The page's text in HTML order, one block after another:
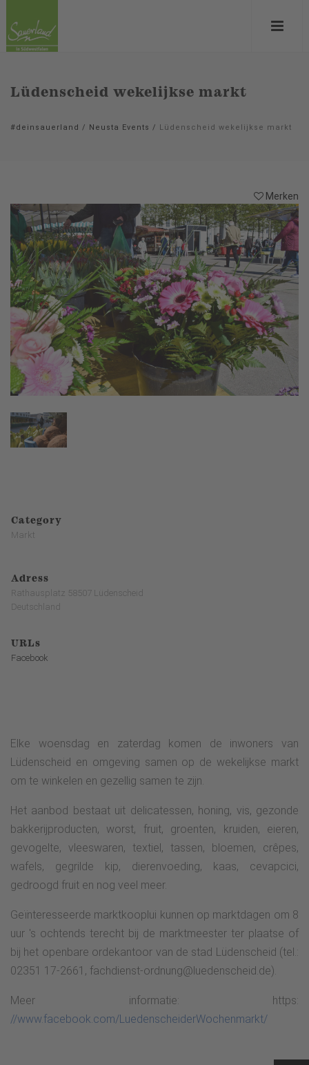
Lüdenscheid wekelijkse markt
#deinsauerland / Neusta Events / Lüdenscheid wekelijkse markt
Merken
Category
Markt
Adress
Rathausplatz 58507 Lüdenscheid
Deutschland
URLs
Facebook
Elke woensdag en zaterdag komen de inwoners van
Lüdenscheid en omgeving samen op de wekelijkse markt
om te winkelen en gezellig samen te zijn.
Het aanbod bestaat uit delicatessen, honing, vis, gezonde
bakkerijproducten, worst, fruit, groenten, kruiden, eieren,
gevogelte, vleeswaren, textiel, tassen, bloemen, crêpes,
wafels, gegrilde kip, dierenvoeding, kaas, cevapcici,
gedroogd fruit en nog veel meer.
Geïnteresseerde marktkooplui kunnen op marktdagen om 8
uur 's ochtends terecht bij de marktmeester ter plaatse of
bij het openbare ordekantoor van de stad Lüdenscheid (tel.:
02351 17-2661, fachdienst-ordnung@luedenscheid.de).
Meer informatie: https:
//www.facebook.com/LuedenscheiderWochenmarkt/